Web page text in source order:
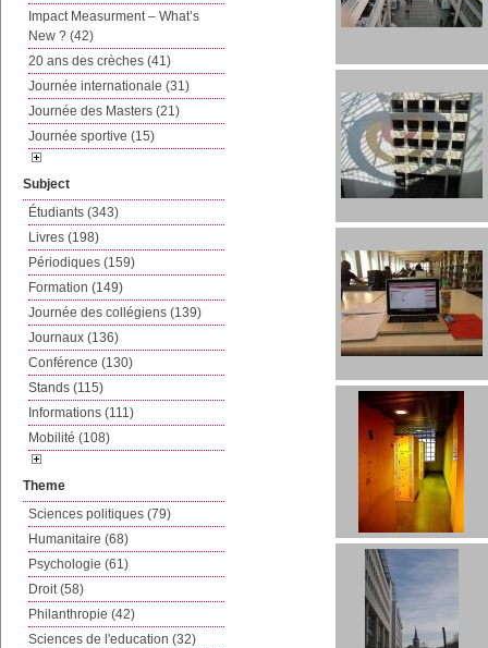
Impact Measurment – What’s
New ? (42)
20 ans des crèches (41)
Journée internationale (31)
Journée des Masters (21)
Journée sportive (15)
Subject
Étudiants (343)
Livres (198)
Périodiques (159)
Formation (149)
Journée des collégiens (139)
Journaux (136)
Conférence (130)
Stands (115)
Informations (111)
Mobilité (108)
Theme
Sciences politiques (79)
Humanitaire (68)
Psychologie (61)
Droit (58)
Philanthropie (42)
Sciences de l'education (32)